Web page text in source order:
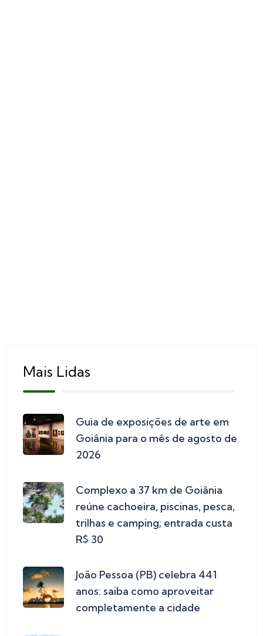
Mais Lidas
Guia de exposições de arte em
Goiânia para o mês de agosto de
2026
Complexo a 37 km de Goiânia
reúne cachoeira, piscinas, pesca,
trilhas e camping; entrada custa
R$ 30
João Pessoa (PB) celebra 441
anos: saiba como aproveitar
completamente a cidade